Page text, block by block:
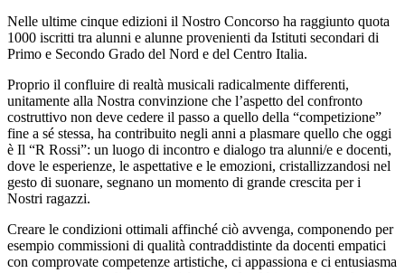
Nelle ultime cinque edizioni il Nostro Concorso ha raggiunto quota
1000 iscritti tra alunni e alunne provenienti da Istituti secondari di
Primo e Secondo Grado del Nord e del Centro Italia.
Proprio il confluire di realtà musicali radicalmente differenti,
unitamente alla Nostra convinzione che l’aspetto del confronto
costruttivo non deve cedere il passo a quello della “competizione”
fine a sé stessa, ha contribuito negli anni a plasmare quello che oggi
è Il “R Rossi”: un luogo di incontro e dialogo tra alunni/e e docenti,
dove le esperienze, le aspettative e le emozioni, cristallizzandosi nel
gesto di suonare, segnano un momento di grande crescita per i
Nostri ragazzi.
Creare le condizioni ottimali affinché ciò avvenga, componendo per
esempio commissioni di qualità contraddistinte da docenti empatici
con comprovate competenze artistiche, ci appassiona e ci entusiasma